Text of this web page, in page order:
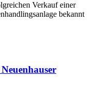
Verkauf einer
bekannt